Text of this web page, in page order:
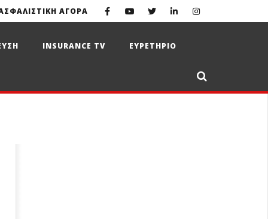
ΑΓΟΡΑ
INSURANCE TV ΕΥΡΕΤΗΡΙΟ